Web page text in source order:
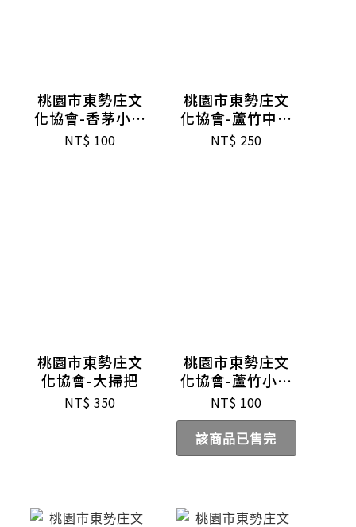
桃園市東勢庄文
化協會-香茅小掃
把
NT$ 100
桃園市東勢庄文
化協會-蘆竹中掃
把
NT$ 250
桃園市東勢庄文
化協會-大掃把
NT$ 350
桃園市東勢庄文
化協會-蘆竹小掃
把
NT$ 100
該商品已售完